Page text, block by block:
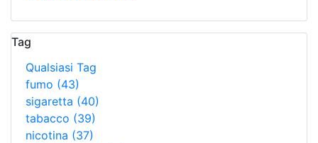
Tag
Qualsiasi Tag
fumo (43)
sigaretta (40)
tabacco (39)
nicotina (37)